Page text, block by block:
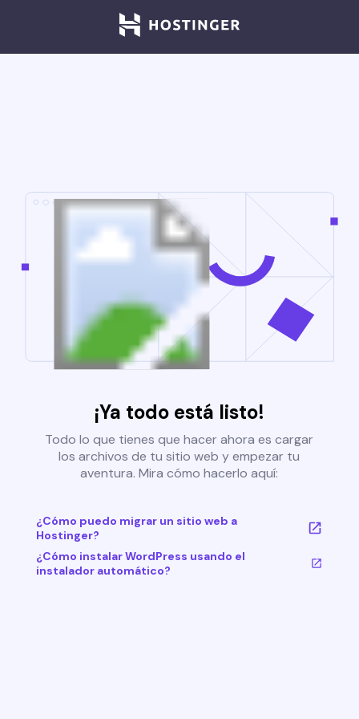
¡Ya todo está listo!
Todo lo que tienes que hacer ahora es cargar
los archivos de tu sitio web y empezar tu
aventura. Mira cómo hacerlo aquí:
¿Cómo puedo migrar un sitio web a
Hostinger?
¿Cómo instalar WordPress usando el
instalador automático?